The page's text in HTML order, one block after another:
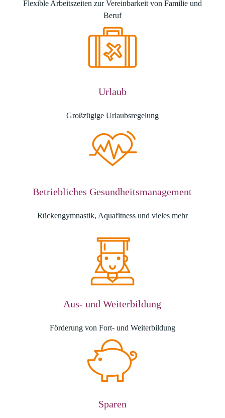
Flexible Arbeitszeiten zur Vereinbarkeit von Familie und
Beruf
Urlaub
Großzügige Urlaubsregelung
Betriebliches Gesundheitsmanagement
Rückengymnastik, Aquafitness und vieles mehr
Aus- und Weiterbildung
Förderung von Fort- und Weiterbildung
Sparen